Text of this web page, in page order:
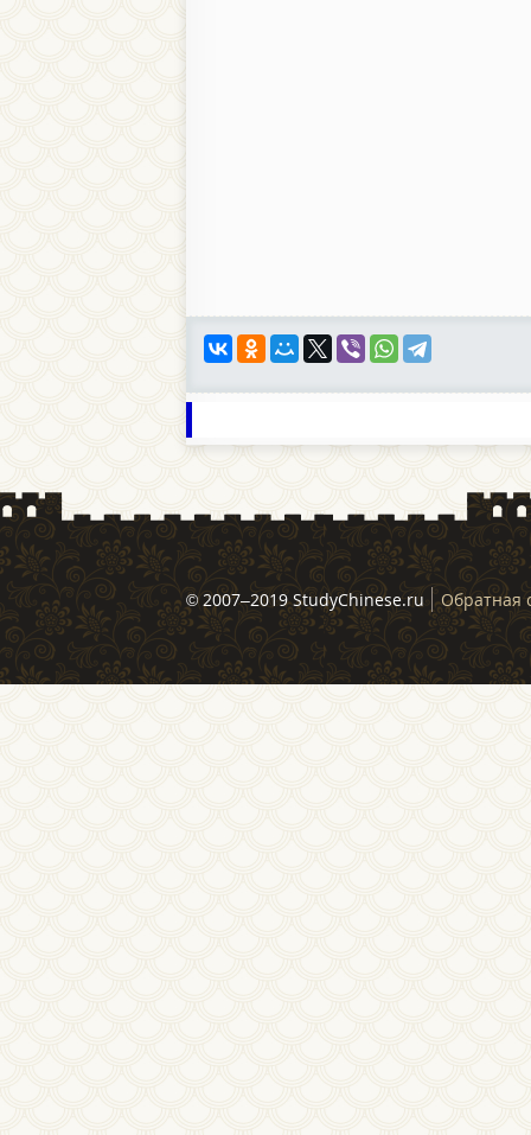
© 2007–2019 StudyChinese.ru Обратная